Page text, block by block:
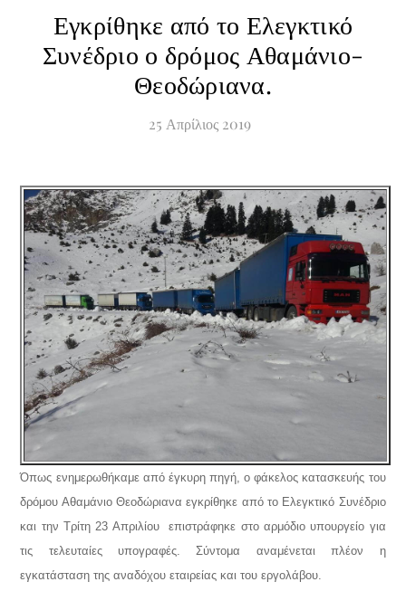
Εγκρίθηκε από το Ελεγκτικό
Συνέδριο ο δρόμος Αθαμάνιο-
Θεοδώριανα.
25 Απρίλιος 2019
Όπως ενημερωθήκαμε από έγκυρη πηγή, ο φάκελος κατασκευής του
δρόμου Αθαμάνιο Θεοδώριανα εγκρίθηκε από το Ελεγκτικό Συνέδριο
και την Τρίτη 23 Απριλίου επιστράφηκε στο αρμόδιο υπουργείο για
τις τελευταίες υπογραφές. Σύντομα αναμένεται πλέον η
εγκατάσταση της αναδόχου εταιρείας και του εργολάβου.